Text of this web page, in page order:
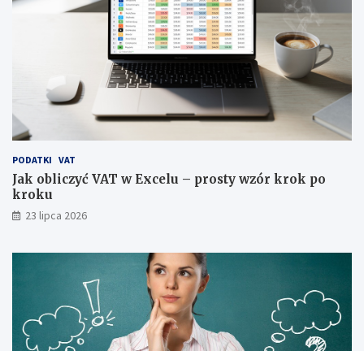
PODATKI VAT
Jak obliczyć VAT w Excelu – prosty wzór krok po
kroku
23 lipca 2026